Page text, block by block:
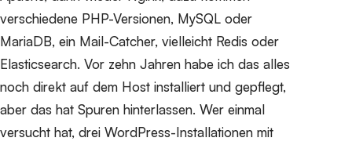
verschiedene PHP-Versionen, MySQL oder
MariaDB, ein Mail-Catcher, vielleicht Redis oder
Elasticsearch. Vor zehn Jahren habe ich das alles
noch direkt auf dem Host installiert und gepflegt,
aber das hat Spuren hinterlassen. Wer einmal
versucht hat, drei WordPress-Installationen mit